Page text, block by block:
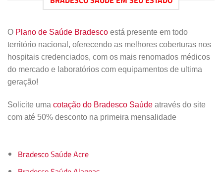
O Plano de Saúde Bradesco está presente em todo
território nacional, oferecendo as melhores coberturas nos
hospitais credenciados, com os mais renomados médicos
do mercado e laboratórios com equipamentos de ultima
geração!
Solicite uma cotação do Bradesco Saúde através do site
com até 50% desconto na primeira mensalidade
Bradesco Saúde Acre